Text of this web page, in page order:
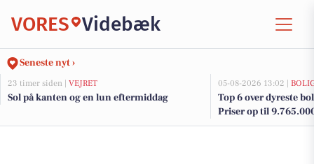
VORES Videbæk
Seneste nyt ›
23 timer siden | VEJRET
Sol på kanten og en lun eftermiddag
05-08-2026 13:02 |
Top 6 over dyreste
Priser op til